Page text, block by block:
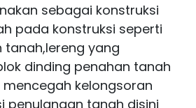
sebagai konstruksi
pada konstruksi seperti
tanah,lereng yang
dinding penahan tanah
kelongsoran
penulangan tanah disini